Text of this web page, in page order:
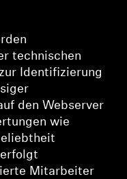
technischen
Identifizierung
den Webserver
wie
Mitarbeiter